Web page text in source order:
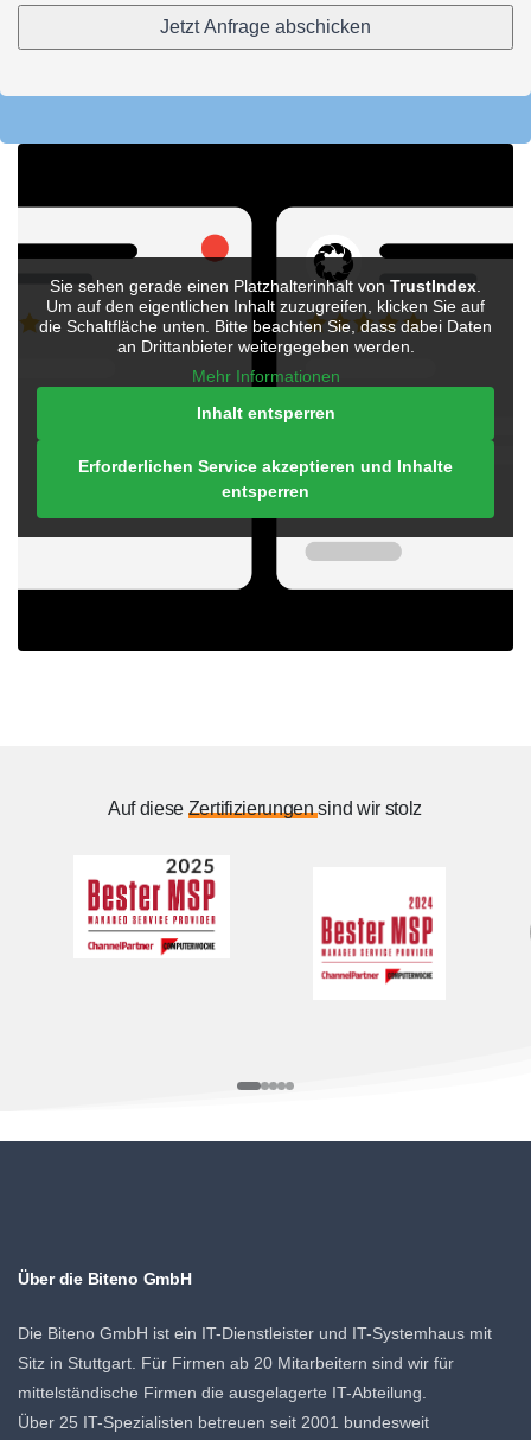
Sie sehen gerade einen Platzhalterinhalt von TrustIndex
Um auf den eigentlichen Inhalt zuzugreifen, klicken Sie auf
die Schaltfläche unten. Bitte beachten Sie, dass dabei Daten
an Drittanbieter weitergegeben werden.
Mehr Informationen
Inhalt entsperren
Erforderlichen Service akzeptieren und Inhalte
entsperren
Auf diese Zertifizierungensind wir stolz
Über die Biteno GmbH
Die Biteno GmbH ist ein IT-Dienstleister und IT-Systemhaus mit
Sitz in Stuttgart. Für Firmen ab 20 Mitarbeitern sind wir für
mittelständische Firmen die ausgelagerte IT-Abteilung.
Über 25 IT-Spezialisten betreuen seit 2001 bundesweit